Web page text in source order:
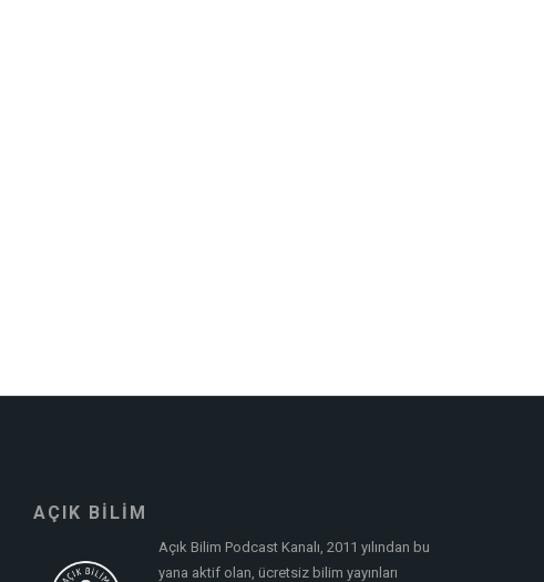
AÇIK BİLİM
Açık Bilim Podcast Kanalı, 2011 yılından bu
yana aktif olan, ücretsiz bilim yayınları